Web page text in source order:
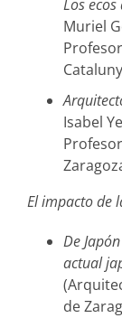
Los
Muriel
Isabel
El impacto de
De
actual
de